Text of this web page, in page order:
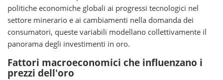
politiche economiche globali ai progressi tecnologici nel
settore minerario e ai cambiamenti nella domanda dei
consumatori, queste variabili modellano collettivamente il
panorama degli investimenti in oro.
Fattori macroeconomici che influenzano i
prezzi dell'oro